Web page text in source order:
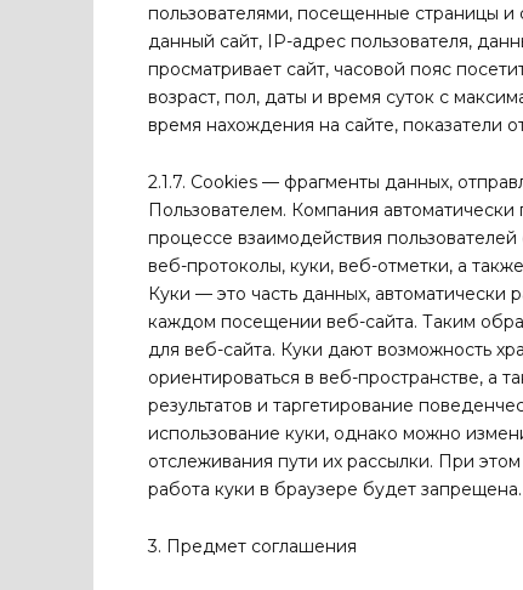
пользователями, посещенные страницы
данный сайт, IP-адрес пользователя,
просматривает сайт, часовой пояс
возраст, пол, даты и время суток с
время нахождения на сайте, показатели
2.1.7. Cookies — фрагменты данных,
Пользователем. Компания
процессе взаимодействия
веб-протоколы, куки, веб-отметки, а
Куки — это часть данных,
каждом посещении веб-сайта. Таким
для веб-сайта. Куки дают возможность
ориентироваться в веб-пространстве, а
результатов и таргетирование
использование куки, однако можно
отслеживания пути их рассылки. При
работа куки в браузере будет запрещена.
3. Предмет соглашения